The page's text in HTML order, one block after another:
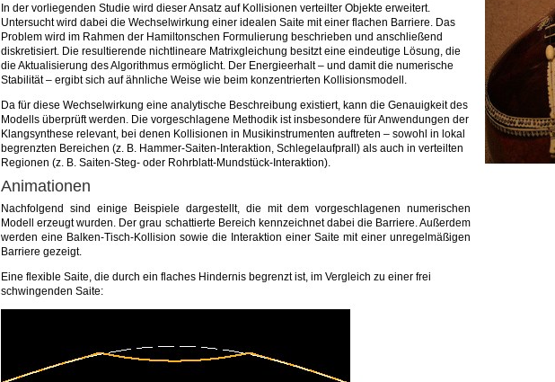
In der vorliegenden Studie wird dieser Ansatz auf Kollisionen verteilter Objekte erweitert.
Untersucht wird dabei die Wechselwirkung einer idealen Saite mit einer flachen Barriere. Das
Problem wird im Rahmen der Hamiltonschen Formulierung beschrieben und anschließend
diskretisiert. Die resultierende nichtlineare Matrixgleichung besitzt eine eindeutige Lösung, die
die Aktualisierung des Algorithmus ermöglicht. Der Energieerhalt – und damit die numerische
Stabilität – ergibt sich auf ähnliche Weise wie beim konzentrierten Kollisionsmodell.
Da für diese Wechselwirkung eine analytische Beschreibung existiert, kann die Genauigkeit des
Modells überprüft werden. Die vorgeschlagene Methodik ist insbesondere für Anwendungen der
Klangsynthese relevant, bei denen Kollisionen in Musikinstrumenten auftreten – sowohl in lokal
begrenzten Bereichen (z. B. Hammer-Saiten-Interaktion, Schlegelaufprall) als auch in verteilten
Regionen (z. B. Saiten-Steg- oder Rohrblatt-Mundstück-Interaktion).
Animationen
Nachfolgend sind einige Beispiele dargestellt, die mit dem vorgeschlagenen numerischen
Modell erzeugt wurden. Der grau schattierte Bereich kennzeichnet dabei die Barriere. Außerdem
werden eine Balken-Tisch-Kollision sowie die Interaktion einer Saite mit einer unregelmäßigen
Barriere gezeigt.
Eine flexible Saite, die durch ein flaches Hindernis begrenzt ist, im Vergleich zu einer frei
schwingenden Saite: